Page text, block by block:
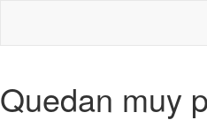
Quedan muy